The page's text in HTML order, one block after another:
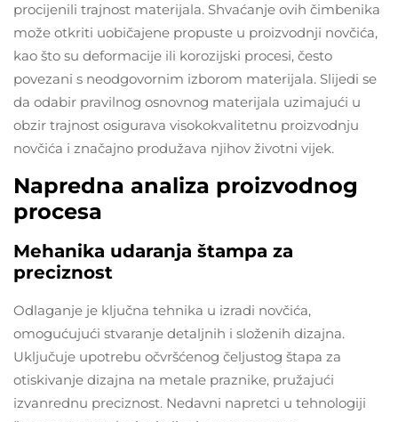
procijenili trajnost materijala. Shvaćanje ovih čimbenika
može otkriti uobičajene propuste u proizvodnji novčića,
kao što su deformacije ili korozijski procesi, često
povezani s neodgovornim izborom materijala. Slijedi se
da odabir pravilnog osnovnog materijala uzimajući u
obzir trajnost osigurava visokokvalitetnu proizvodnju
novčića i značajno produžava njihov životni vijek.
Napredna analiza proizvodnog
procesa
Mehanika udaranja štampa za
preciznost
Odlaganje je ključna tehnika u izradi novčića,
omogućujući stvaranje detaljnih i složenih dizajna.
Uključuje upotrebu očvršćenog čeljustog štapa za
otiskivanje dizajna na metale praznike, pružajući
izvanrednu preciznost. Nedavni napretci u tehnologiji